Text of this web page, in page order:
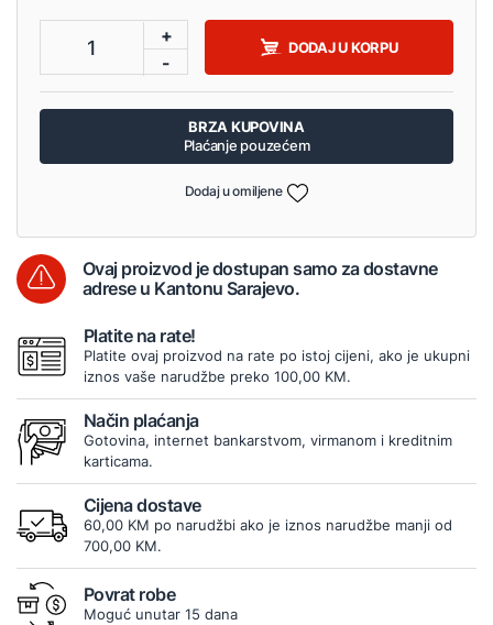
1
+
-
DODAJ U KORPU
BRZA KUPOVINA
Plaćanje pouzećem
Dodaj u omiljene
Ovaj proizvod je dostupan samo za dostavne
adrese u Kantonu Sarajevo.
Platite na rate!
Platite ovaj proizvod na rate po istoj cijeni, ako je ukupni
iznos vaše narudžbe preko 100,00 KM.
Način plaćanja
Gotovina, internet bankarstvom, virmanom i kreditnim
karticama.
Cijena dostave
60,00 KM po narudžbi ako je iznos narudžbe manji od
700,00 KM.
Povrat robe
Moguć unutar 15 dana